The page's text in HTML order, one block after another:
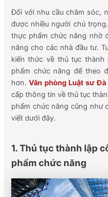
Đối với nhu cầu chăm sóc,
được nhiều người chú
thực phẩm chức năng nhờ
năng cho các nhà đầu tư.
kiến thức về thủ tục
phẩm chức năng để theo
hơn.Văn phòng Luật sư
cấp thông tin về thủ tục
phẩm chức năng cũng như
viết dưới đây.
1. Thủ tục thành lập
phẩm chức năng